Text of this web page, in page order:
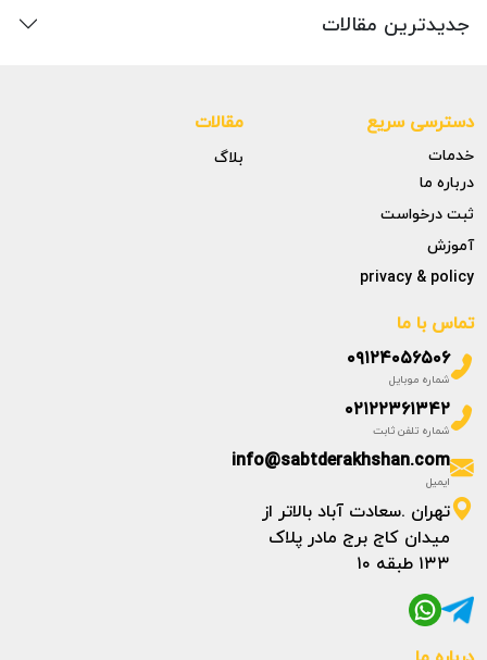
جدیدترین مقالات
دسترسی سریع
خدمات
درباره ما
ثبت درخواست
آموزش
privacy & policy
مقالات
بلاگ
تماس با ما
۰۹۱۲۴۰۵۶۵۰۶
شماره موبایل
۰۲۱۲۲۳۶۱۳۴۲
شماره تلفن ثابت
info@sabtderakhshan.com
ایمیل
تهران .سعادت آباد بالاتر از
میدان کاج برج مادر پلاک
۱۳۳ طبقه ۱۰